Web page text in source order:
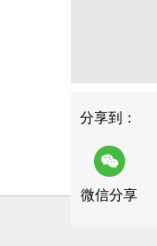
分享到：
微信分享